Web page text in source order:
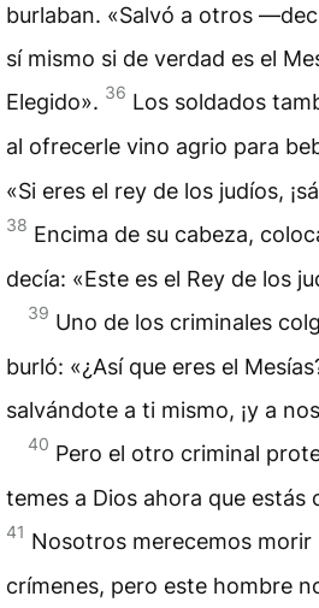
burlaban. «Salvó a otros
sí mismo si de verdad es el
Elegido». 36 Los soldados
al ofrecerle vino agrio para
«Si eres el rey de los judíos,
38 Encima de su cabeza,
decía: «Este es el Rey de los
39 Uno de los criminales
burló: «¿Así que eres el
salvándote a ti mismo, ¡y a
40 Pero el otro criminal
temes a Dios ahora que estás
41 Nosotros merecemos
crímenes, pero este hombre